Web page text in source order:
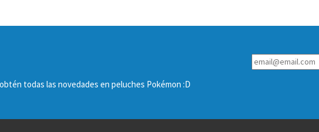
todas las novedades en peluches Pokémon :D